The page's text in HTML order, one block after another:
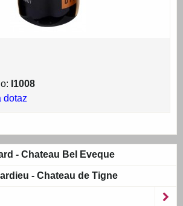
I1008
dotaz
- Chateau Bel Eveque
- Chateau de Tigne